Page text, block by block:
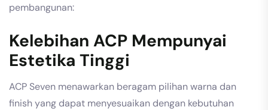
pembangunan:
Kelebihan ACP Mempunyai
Estetika Tinggi
ACP Seven menawarkan beragam pilihan warna dan
finish yang dapat menyesuaikan dengan kebutuhan